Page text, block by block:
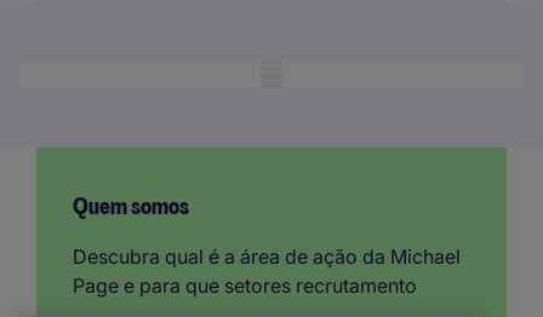
Quem somos
Descubra qual é a área de ação da Michael
Page e para que setores recrutamento